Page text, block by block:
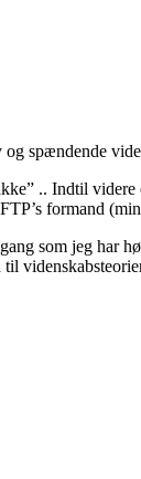
spændende
.. Indtil
formand
som jeg har